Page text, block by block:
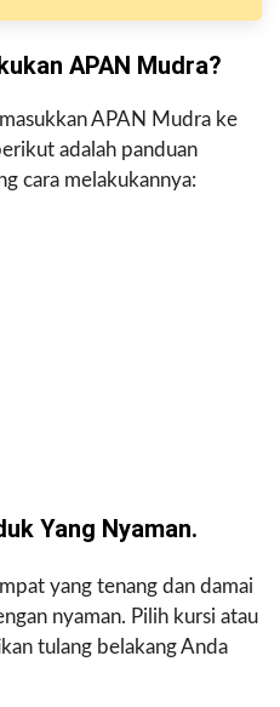
APAN Mudra?
APAN Mudra ke
adalah panduan
cara melakukannya:
Yang Nyaman.
yang tenang dan damai
nyaman. Pilih kursi atau
tulang belakang Anda